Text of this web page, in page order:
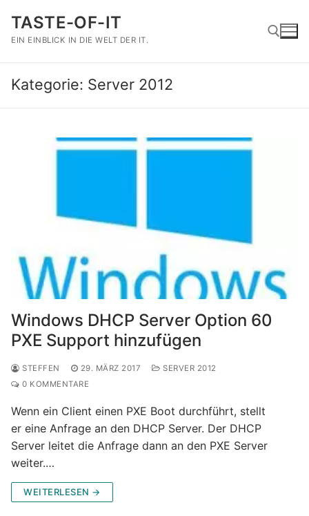
Inhalt
springen
TASTE-OF-IT
EIN EINBLICK IN DIE WELT DER IT.
Suchen nach:
Kategorie: Server 2012
Windows DHCP Server Option 60
PXE Support hinzufügen
STEFFEN 29. MÄRZ 2017
SERVER 2012
0 KOMMENTARE
Wenn ein Client einen PXE Boot durchführt, stellt
er eine Anfrage an den DHCP Server. Der DHCP
Server leitet die Anfrage dann an den PXE Server
weiter.…
WEITERLESEN →